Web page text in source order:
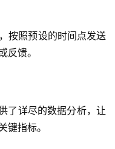
按照预设的时间点发送
反馈。
了详尽的数据分析，让
键指标。